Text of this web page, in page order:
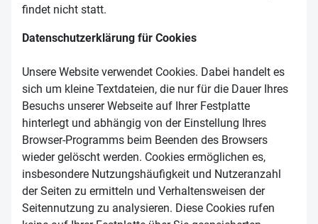
findet nicht statt.
Datenschutzerklärung für Cookies
Unsere Website verwendet Cookies. Dabei handelt es
sich um kleine Textdateien, die nur für die Dauer Ihres
Besuchs unserer Webseite auf Ihrer Festplatte
hinterlegt und abhängig von der Einstellung Ihres
Browser-Programms beim Beenden des Browsers
wieder gelöscht werden. Cookies ermöglichen es,
insbesondere Nutzungshäufigkeit und Nutzeranzahl
der Seiten zu ermitteln und Verhaltensweisen der
Seitennutzung zu analysieren. Diese Cookies rufen